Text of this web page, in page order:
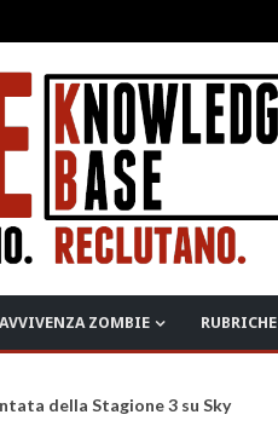
ZOMBIE RUBRICHE
della Stagione 3 su Sky